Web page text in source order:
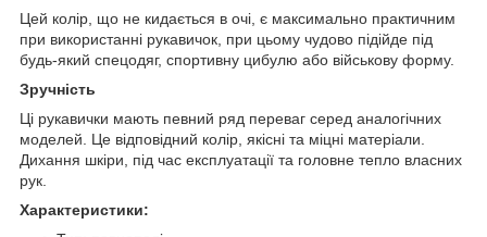
Цей колір, що не кидається в очі, є максимально практичним
при використанні рукавичок, при цьому чудово підійде під
будь-який спецодяг, спортивну цибулю або військову форму.
Зручність
Ці рукавички мають певний ряд переваг серед аналогічних
моделей. Це відповідний колір, якісні та міцні матеріали.
Дихання шкіри, під час експлуатації та головне тепло власних
рук.
Характеристики: